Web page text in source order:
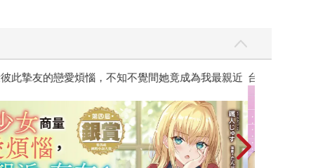
此摯友的戀愛煩惱，不知不覺間她竟成為我最親近 台灣角川2026